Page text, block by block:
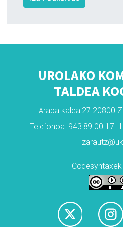
UROLAKO
TALDEA
Araba kalea 27 20800
Telefonoa: 943 89 00 17 |